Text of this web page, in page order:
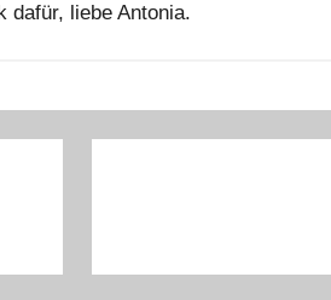
dafür, liebe Antonia.